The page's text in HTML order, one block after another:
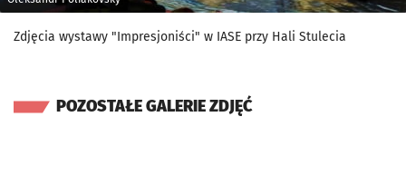
Zdjęcia wystawy "Impresjoniści" w IASE przy Hali Stulecia
POZOSTAŁE GALERIE ZDJĘĆ